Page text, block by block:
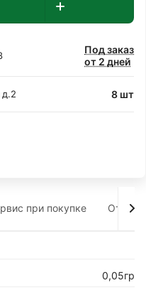
Под заказ
от 2 дней
д.2 8 шт
при покупке Отзывы
0,05гр